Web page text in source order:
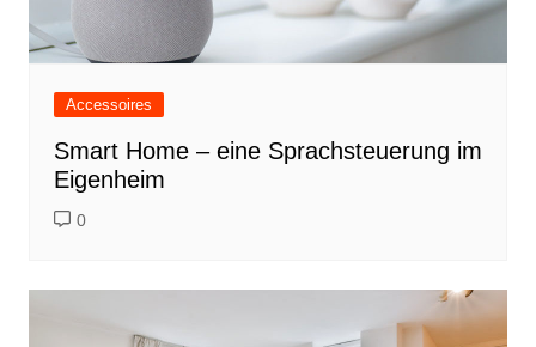
Accessoires
Smart Home – eine Sprachsteuerung im
Eigenheim
0